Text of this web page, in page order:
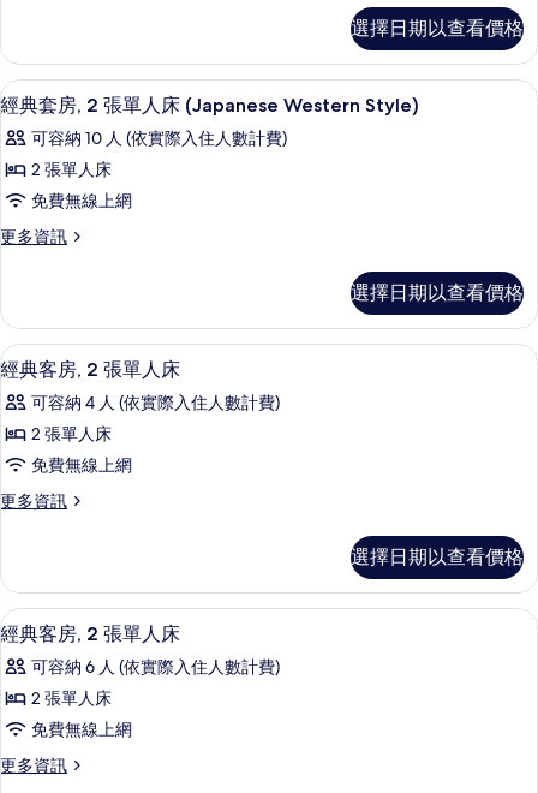
張
床
(Japanese
Style)
的
所
有
客
房,
多
床
(Japanese
Style)
的
詳
情
選擇日期以查看價格
顯
示
經
典
房,
張
單
人
床
(Japanese
Western
Style)
的
有
相
片
高級寢具、羽絨被、客房內保險箱、書
9
經典套房, 2 張單人床 (Japanese Western Style)
可容納 10 人 (依實際入住人數計費)
2 張單人床
免費無線上網
更多資訊
更
套
房,
2
單
人
(Japanese
Western
Style)
情
選擇日期以查看價格
顯
示
經
典
房,
張
單
人
床
的
所
有
高級寢具、羽絨被、客房內保險箱、書
9
經典客房, 2 張單人床
可容納 4 人 (依實際入住人數計費)
2 張單人床
免費無線上網
更多資訊
更
客
房,
2
單
人
的
詳
情
選擇日期以查看價格
顯
示
經
典
房,
經典客房, 2 張單人床 | 高級寢具、羽
9
經典客房, 2 張單人床
可容納 6 人 (依實際入住人數計費)
2 張單人床
免費無線上網
更多資訊
更